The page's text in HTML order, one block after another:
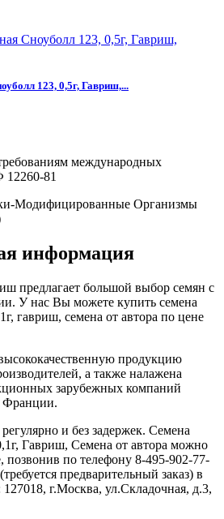
123, 0,5г, Гавриш,...
международных
81
Модифицированные Организмы
информация
предлагает большой выбор семян с
У нас Вы можете купить семена
гавриш, семена от автора по цене
продукцию
а также налажена
зарубежных компаний
Франции.
и без задержек. Семена
Гавриш, Семена от автора можно
позвонив по телефону 8-495-902-77-
предварительный заказ) в
г.Москва, ул.Складочная, д.3,